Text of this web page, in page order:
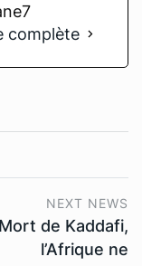
complète
NEXT NEWS
Mort de Kaddafi,
l’Afrique ne